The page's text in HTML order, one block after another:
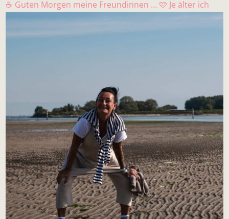
☕ Guten Morgen meine Freundinnen … 🩷 Je älter ich